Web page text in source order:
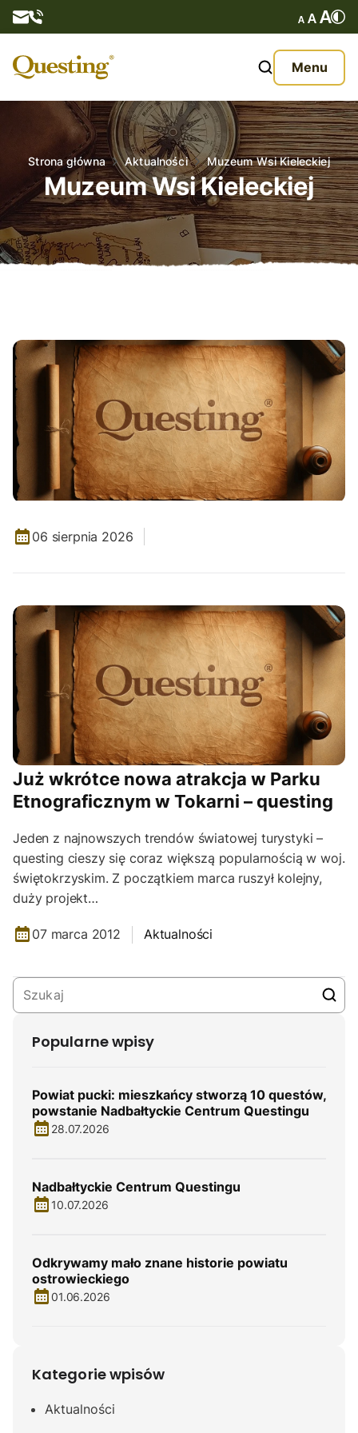
Menu
O nas
Oferta
Aktualności
Kontakt
Strona główna Aktualności Muzeum Wsi Kieleckiej
Muzeum Wsi Kieleckiej
06 sierpnia 2026
Już wkrótce nowa atrakcja w Parku
Etnograficznym w Tokarni – questing
Jeden z najnowszych trendów światowej turystyki –
questing cieszy się coraz większą popularnością w woj.
świętokrzyskim. Z początkiem marca ruszył kolejny,
duży projekt…
07 marca 2012 Aktualności
Popularne wpisy
Powiat pucki: mieszkańcy stworzą 10 questów,
powstanie Nadbałtyckie Centrum Questingu
28.07.2026
Nadbałtyckie Centrum Questingu
10.07.2026
Odkrywamy mało znane historie powiatu
ostrowieckiego
01.06.2026
Kategorie wpisów
Aktualności